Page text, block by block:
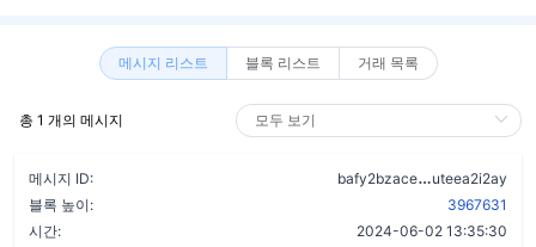
메시지 리스트 블록 리스트 거래 목록
총 1 개의 메시지
메시지 ID: bafy2bzace
uteea2i2ay
블록 높이:
3967631
시간:
2024-06-02 13:35:30